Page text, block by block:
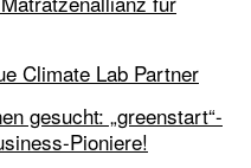
Climate Lab Partner
gesucht: „greenstart“-
Pioniere!